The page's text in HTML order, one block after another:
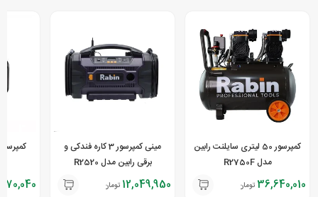
کمپرسور 50 لیتری سایلنت رابین
مدل R2750F
36,640,010 تومان
مینی کمپرسور 3 کاره فندکی و
برقی رابین مدل R2520
12,049,950 تومان